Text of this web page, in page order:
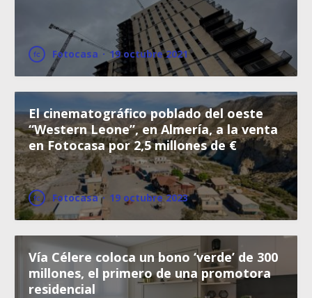
Fotocasa · 19 octubre 2021
El cinematográfico poblado del oeste
“Western Leone”, en Almería, a la venta
en Fotocasa por 2,5 millones de €
Fotocasa · 19 octubre 2023
Vía Célere coloca un bono ‘verde’ de 300
millones, el primero de una promotora
residencial